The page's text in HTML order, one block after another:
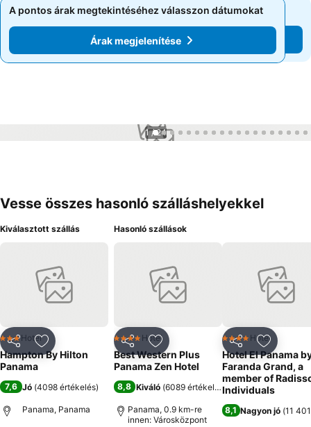
A pontos árak megtekintéséhez válasszon dátumokat
Árak megjelenítése
A pontos árak megtekintéséhez válasszon dátumokat
Árak megjelenítése
1 / 24
Vesse összes hasonló szálláshelyekkel
Kiválasztott szállás
MegosztásHozzáadás a kedvencekhez
3 Kategória
Hotel
Hampton By Hilton
Panama
7,6 Jó (4098 értékelés)
Panama, Panama
Hasonló szállások
MegosztásHozzáadás a kedvencekhez
4 Kategória
Hotel
Best Western Plus
Panama Zen Hotel
8,8 Kiváló (6089 értékelés)
Panama, 0.9 km-re
innen: Városközpont
Megosztás
4 Kategória
Hotel
Hotel El Panama
Faranda Grand, a
member of
Individuals
8,1 Nagyon jó (11